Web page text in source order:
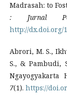
Madrasah: to
: Jurnal
http://dx.doi.org/
Abrori, M. S.,
S., & Pambudi,
Ngayogyakarta
7(1). https://